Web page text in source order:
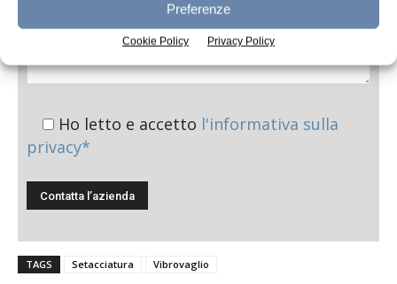
Preferenze
Cookie Policy Privacy Policy
Ho letto e accetto l'informativa sulla
privacy*
TAGS Setacciatura Vibrovaglio